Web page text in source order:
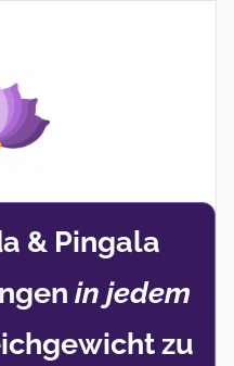
& Pingala
in jedem
zu